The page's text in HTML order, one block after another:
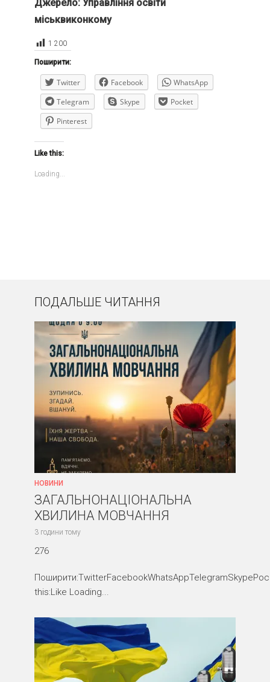
Джерело: Управління освіти
міськвиконкому
1 200
Поширити:
Twitter Facebook
WhatsApp
Telegram
Skype
Pocket
Pinterest
Like this:
Loading...
ПОДАЛЬШЕ ЧИТАННЯ
НОВИНИ
ЗАГАЛЬНОНАЦІОНАЛЬНА
ХВИЛИНА МОВЧАННЯ
3 години тому
276
this:Like Loading...